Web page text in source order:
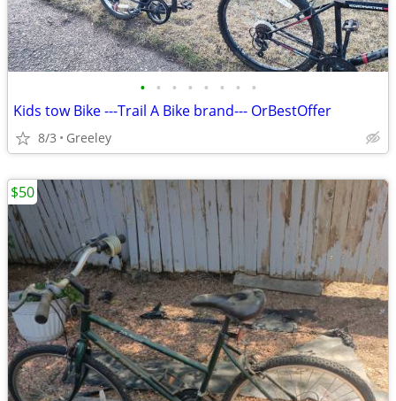
• • • • • • • •
Kids tow Bike ---Trail A Bike brand--- OrBestOffer
8/3 Greeley
$50